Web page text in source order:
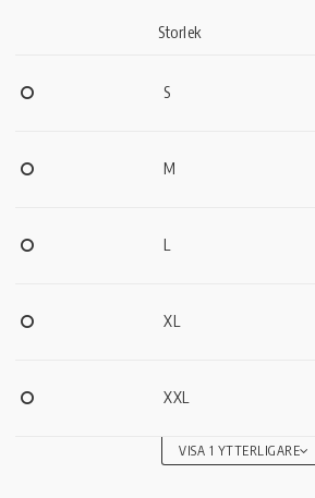
Storlek
S
M
L
XL
XXL
VISA 1 YTTERLIGARE